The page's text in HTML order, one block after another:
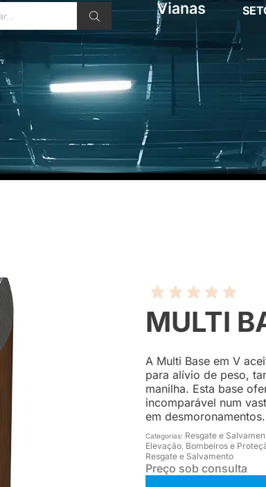
MULTI
A Multi Base em V
para alívio de peso,
manilha. Esta base
incomparável num
em desmoronamentos.
Categorias: Resgate e
Elevação, Bombeiros e
Resgate e Salvamento
Preço sob consulta